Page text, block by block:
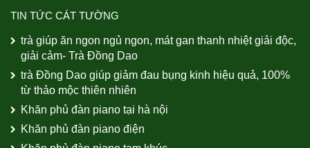
TIN TỨC CÁT TƯỜNG
trà giúp ăn ngon ngủ ngon, mát gan thanh nhiệt giải độc,
giải cảm- Trà Đồng Dao
trà Đồng Dao giúp giảm đau bụng kinh hiệu quả, 100%
từ thảo mộc thiên nhiên
Khăn phủ đàn piano tại hà nội
Khăn phủ đàn piano điện